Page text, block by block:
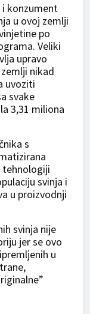
i konzument
u ovoj zemlji
po
Veliki
upravo
nikad
uvoziti
svake
3,31 miliona
s
tehnologiji
svinja i
u proizvodnji
svinja nije
jer se ovo
u